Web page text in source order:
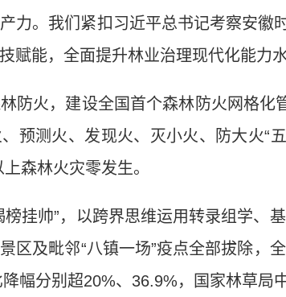
力。我们紧扣习近平总书记考察安徽
赋能，全面提升林业治理现代化能力水
防火，建设全国首个森林防火网格化
预测火、发现火、灭小火、防大火“
森林火灾零发生。
挂帅”，以跨界思维运用转录组学、
区及毗邻“八镇一场”疫点全部拔除，
幅分别超20%、36.9%，国家林草局